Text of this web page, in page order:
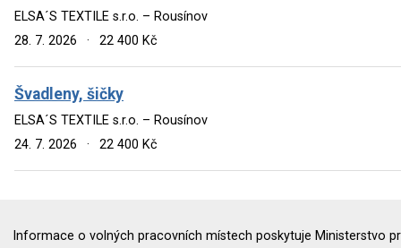
ELSA´S TEXTILE s.r.o. – Rousínov
28. 7. 2026
· 22 400 Kč
Švadleny, šičky
ELSA´S TEXTILE s.r.o. – Rousínov
24. 7. 2026
· 22 400 Kč
Informace o volných pracovních místech poskytuje Ministerstvo